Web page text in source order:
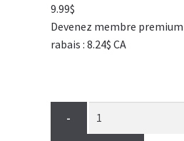
9.99$
Devenez membre
rabais : 8.24$ CA
-